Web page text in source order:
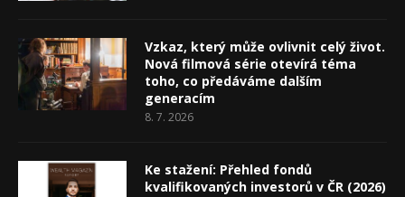
Vzkaz, který může ovlivnit celý život.
Nová filmová série otevírá téma
toho, co předáváme dalším
generacím
8. 7. 2026
Ke stažení: Přehled fondů
kvalifikovaných investorů v ČR (2026)